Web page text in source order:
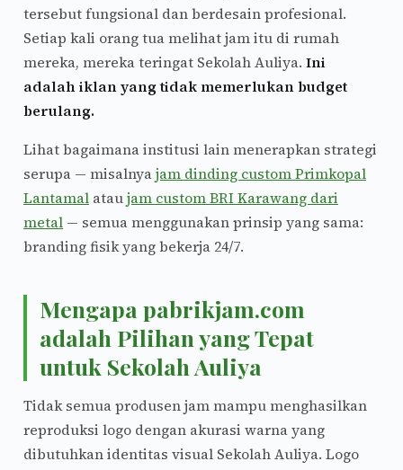
tersebut fungsional dan berdesain profesional.
Setiap kali orang tua melihat jam itu di rumah
mereka, mereka teringat Sekolah Auliya. Ini
adalah iklan yang tidak memerlukan budget
berulang.
Lihat bagaimana institusi lain menerapkan strategi
serupa — misalnyajam dinding custom Primkopal
Lantamal ataujam custom BRI Karawang dari
metal — semua menggunakan prinsip yang sama:
branding fisik yang bekerja 24/7.
Mengapa pabrikjam.com
adalah Pilihan yang Tepat
untuk Sekolah Auliya
Tidak semua produsen jam mampu menghasilkan
reproduksi logo dengan akurasi warna yang
dibutuhkan identitas visual Sekolah Auliya. Logo